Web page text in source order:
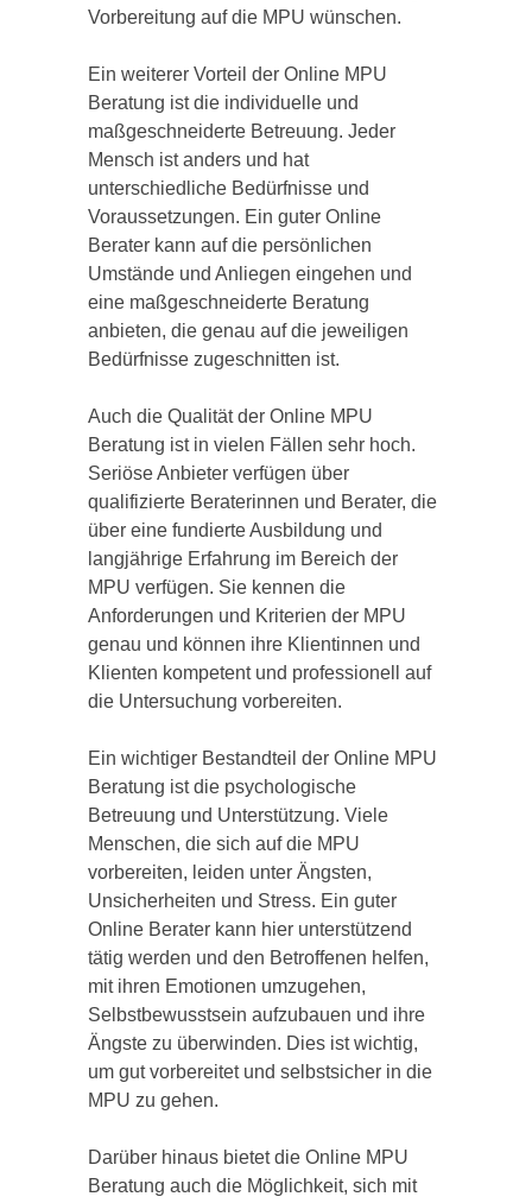
Vorbereitung auf die MPU wünschen.
Ein weiterer Vorteil der Online MPU
Beratung ist die individuelle und
maßgeschneiderte Betreuung. Jeder
Mensch ist anders und hat
unterschiedliche Bedürfnisse und
Voraussetzungen. Ein guter Online
Berater kann auf die persönlichen
Umstände und Anliegen eingehen und
eine maßgeschneiderte Beratung
anbieten, die genau auf die jeweiligen
Bedürfnisse zugeschnitten ist.
Auch die Qualität der Online MPU
Beratung ist in vielen Fällen sehr hoch.
Seriöse Anbieter verfügen über
qualifizierte Beraterinnen und Berater, die
über eine fundierte Ausbildung und
langjährige Erfahrung im Bereich der
MPU verfügen. Sie kennen die
Anforderungen und Kriterien der MPU
genau und können ihre Klientinnen und
Klienten kompetent und professionell auf
die Untersuchung vorbereiten.
Ein wichtiger Bestandteil der Online MPU
Beratung ist die psychologische
Betreuung und Unterstützung. Viele
Menschen, die sich auf die MPU
vorbereiten, leiden unter Ängsten,
Unsicherheiten und Stress. Ein guter
Online Berater kann hier unterstützend
tätig werden und den Betroffenen helfen,
mit ihren Emotionen umzugehen,
Selbstbewusstsein aufzubauen und ihre
Ängste zu überwinden. Dies ist wichtig,
um gut vorbereitet und selbstsicher in die
MPU zu gehen.
Darüber hinaus bietet die Online MPU
Beratung auch die Möglichkeit, sich mit